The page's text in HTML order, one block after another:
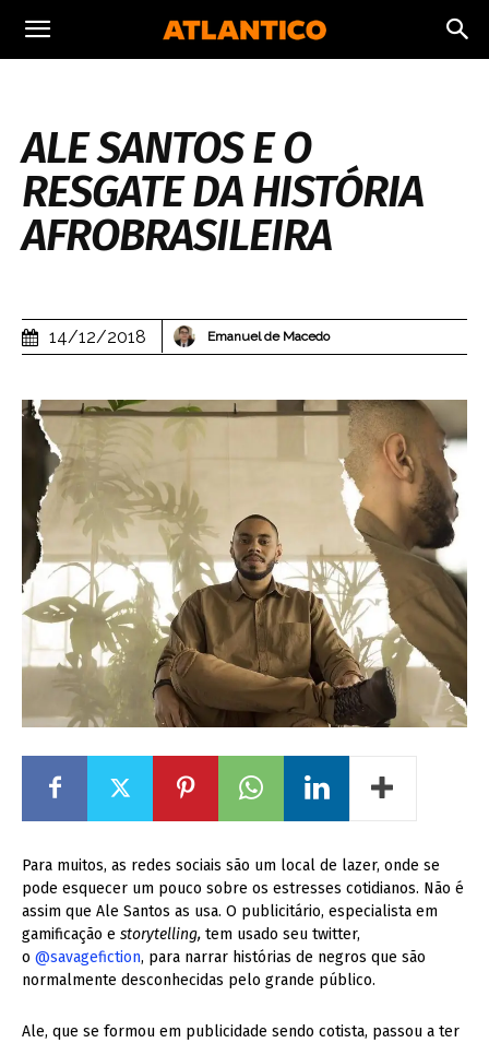
ALE SANTOS E O
RESGATE DA HISTÓRIA
AFROBRASILEIRA
14/12/2018 Emanuel de Macedo
Para muitos, as redes sociais são um local de lazer, onde se
pode esquecer um pouco sobre os estresses cotidianos. Não é
assim que Ale Santos as usa. O publicitário, especialista em
gamificação e storytelling, tem usado seu twitter,
o @savagefiction, para narrar histórias de negros que são
normalmente desconhecidas pelo grande público.
Ale, que se formou em publicidade sendo cotista, passou a ter